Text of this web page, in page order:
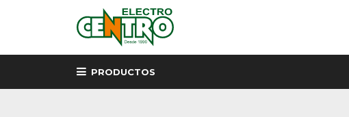
PRODUCTOS